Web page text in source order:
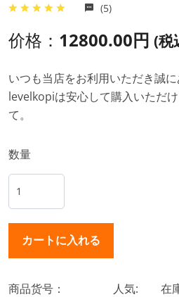
(5)
价格： 12800.00円 (税
いつも当店をお利用いただき誠に
levelkopiは安心して購入いただ
て。
数量
商品货号：
人気:
在